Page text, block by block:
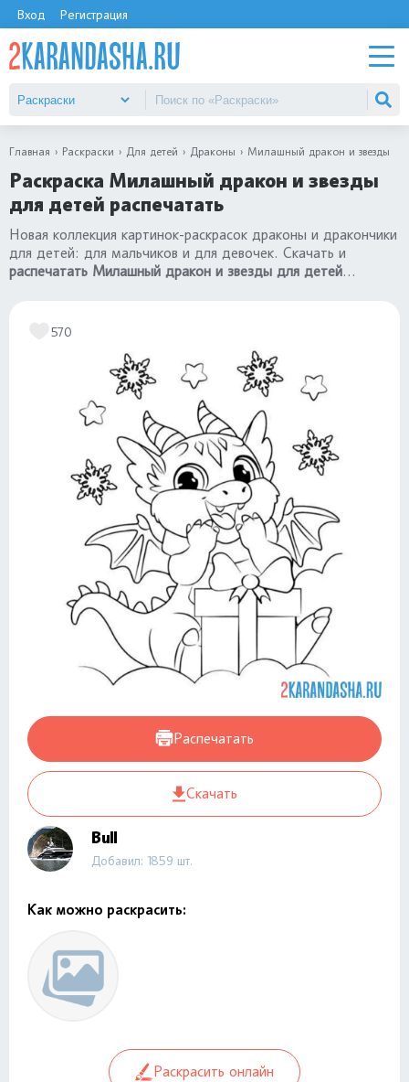
Вход Регистрация
Главная Раскраски Для детей Драконы Милашный дракон и звезды
Раскраска Милашный дракон и звезды
для детей распечатать
Новая коллекция картинок-раскрасок драконы и дракончики
для детей: для мальчиков и для девочек. Скачать и
распечатать Милашный дракон и звезды для детей
570
Распечатать
Скачать
Bull
Добавил: 1859 шт.
Как можно раскрасить:
Раскрасить онлайн